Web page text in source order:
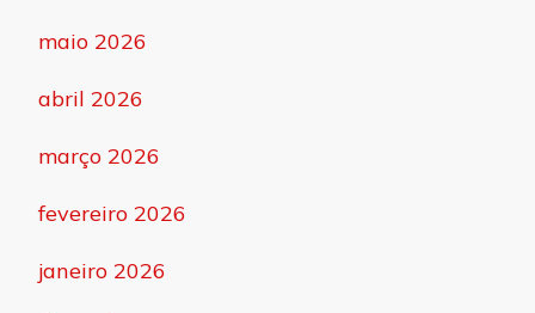
maio 2026
abril 2026
março 2026
fevereiro 2026
janeiro 2026